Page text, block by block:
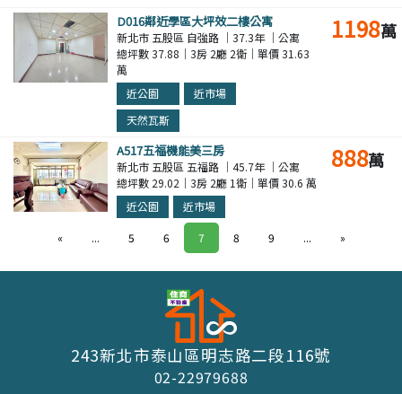
D016鄰近學區大坪效二樓公寓
新北市 五股區 自強路 ｜37.3年 ｜公寓
總坪數 37.88｜3房 2廳 2衛｜單價 31.63
萬
近公園
近市場
天然瓦斯
1198萬
A517五福機能美三房
新北市 五股區 五福路 ｜45.7年 ｜公寓
總坪數 29.02｜3房 2廳 1衛｜單價 30.6 萬
近公園
近市場
888萬
»
...
9
8
7
6
5
...
«
243新北市泰山區明志路二段116號
02-22979688